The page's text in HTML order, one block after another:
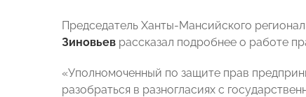
Председатель Ханты-Мансийского
Зиновьев рассказал подробнее о работе
«Уполномоченный по защите прав
разобраться в разногласиях с